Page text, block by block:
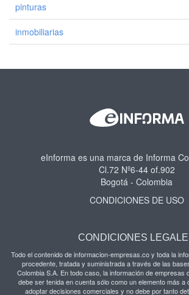
pinturas
inmobiliarias
eInforma es una marca de Informa
Cl.72 Nº6-44 of.902
Bogotá - Colombia
CONDICIONES DE USO
CONDICIONES
Todo el contenido de informacion-empresas.co y toda la
procedente, tratada y suministrada a través de las
Colombia S.A. En todo caso, la información de empresas
debe ser tenida en cuenta sólo como un elemento más a
adoptar decisiones comerciales y no debe por tanto